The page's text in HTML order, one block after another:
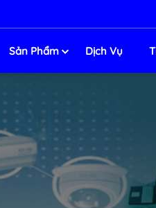
Sản Phẩm Dịch Vụ